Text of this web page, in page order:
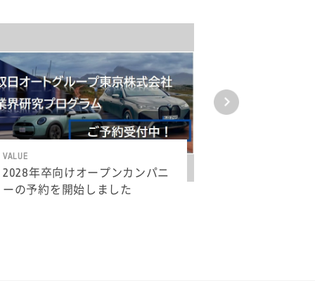
VALUE
2028年卒向けオープンカンパニ
ーの予約を開始しました